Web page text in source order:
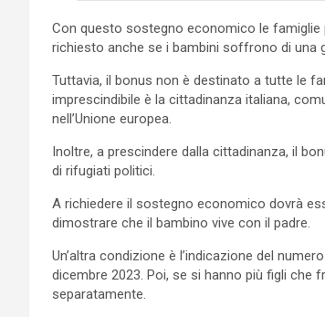
Con questo sostegno economico le famiglie
richiesto anche se i bambini soffrono di una
Tuttavia, il bonus non è destinato a tutte le
imprescindibile è la cittadinanza italiana,
nell’Unione europea.
Inoltre, a prescindere dalla cittadinanza, il
di rifugiati politici.
A richiedere il sostegno economico dovrà
dimostrare che il bambino vive con il padre.
Un’altra condizione è l’indicazione del
dicembre 2023. Poi, se si hanno più figli che
separatamente.